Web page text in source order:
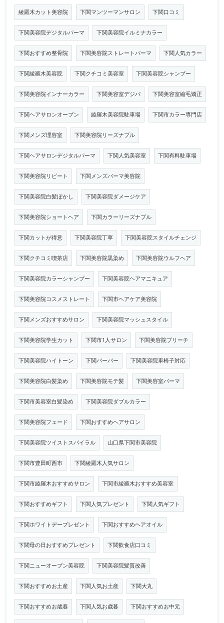
綾羅木カット美容院 下関マンツーマンサロン 下関口コミ
下関美容院デジタルパーマ 下関美容院イルミナカラー
下関おすすめ整骨院 下関美容院ストレートパーマ 下関人気カラー
下関綾羅木美容院 下関クチコミ美容室 下関美容院シャンプー
下関美容院インナーカラー 下関美容室デジパ 下関美容室縮毛矯正
下関ヘアサロンオープン 綾羅木美容院駐車場 下関市カラー専門店
下関メンズ理容室 下関美容院リーズナブル
下関ヘアサロンデジタルパーマ 下関人気美容室 下関有料駐車場
下関美容院リピート 下関メンズパーマ美容院
下関美容院白髪ぼかし 下関美容院ダメージケア
下関美容院ショートヘア 下関カラーリーズナブル
下関カットが得意 下関美容院丁寧 下関美容院スタイルチェンジ
下関クチコミ喫茶店 下関美容院黒染め 下関美容院ウルフヘア
下関美容院カラーシャンプー 下関美容院ヘアマニキュア
下関美容院コスメストレート 下関市ヘアケア美容院
下関メンズおすすめサロン 下関美容院マッシュスタイル
下関美容院学生カット 下関市1人サロン 下関美容院ブリーチ
下関美容院ハイトーン 下関バーバー 下関美容院車椅子対応
下関美容院白髪染め 下関美容院モテ髪 下関美容室パーマ
下関市美容室白髪染め 下関美容院ダブルカラー
下関美容院フェード 下関おすすめヘアサロン
下関美容院ツイストスパイラル 山口県下関市美容院
下関市豊田町西市 下関綾羅木人気サロン
下関市綾羅木おすすめサロン 下関市綾羅木おすすめ美容室
下関おすすめギフト 下関人気プレゼント 下関人気ギフト
下関ホワイトデープレゼント 下関おすすめヘアオイル
下関母の日おすすめプレゼント 下関飲食店口コミ
下関ニューオープン美容院 下関美容院髪質改善
下関おすすめお土産 下関人気お土産 下関大丸
下関おすすめお歳暮 下関人気お歳暮 下関おすすめお中元